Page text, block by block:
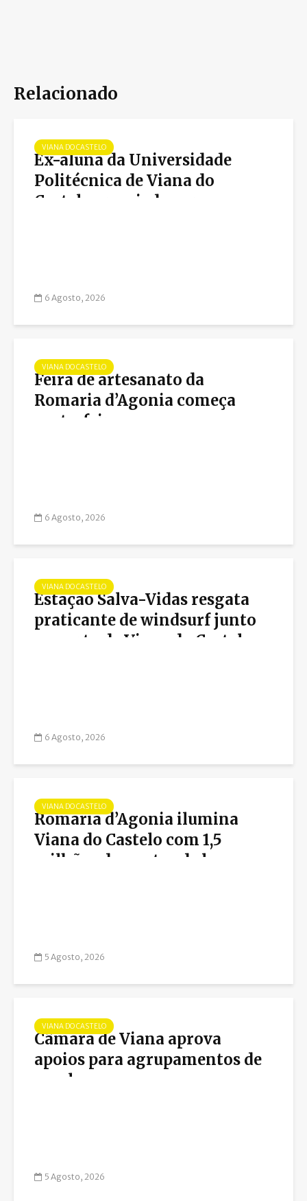
Relacionado
VIANA DO CASTELO
Ex-aluna da Universidade
Politécnica de Viana do
Castelo premiada por
6 Agosto, 2026
VIANA DO CASTELO
Feira de artesanato da
Romaria d’Agonia começa
sexta-feira
6 Agosto, 2026
VIANA DO CASTELO
Estação Salva-Vidas resgata
praticante de windsurf junto
ao porto de Viana do Castelo
6 Agosto, 2026
VIANA DO CASTELO
Romaria d’Agonia ilumina
Viana do Castelo com 1,5
milhões de pontos de luz
5 Agosto, 2026
VIANA DO CASTELO
Câmara de Viana aprova
apoios para agrupamentos de
escolas
5 Agosto, 2026